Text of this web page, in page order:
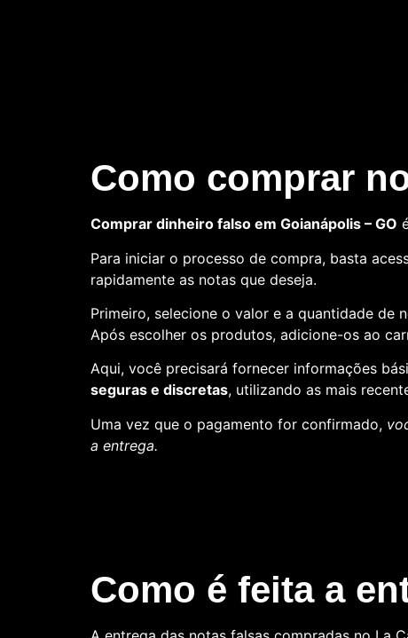
Como comprar
Comprar dinheiro falso em Goianápolis – GO
Para iniciar o processo de compra, basta
rapidamente as notas que deseja.
Primeiro, selecione o valor e a quantidade de
Após escolher os produtos, adicione-os ao
Aqui, você precisará fornecer informações
seguras e discretas, utilizando as mais
Uma vez que o pagamento for confirmado,
a entrega.
Como é feita a